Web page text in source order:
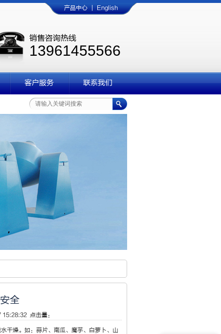
产品中心 | English
销售咨询热线
13961455566
客户服务 联系我们
全
点击量：
干燥。如：蒜片、南瓜、魔芋、白萝卜、山